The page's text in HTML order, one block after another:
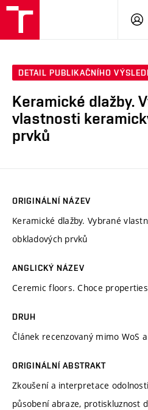
DETAIL PUBLIKAČNÍHO
Keramické dlažby.
vlastnosti
prvků
ORIGINÁLNÍ NÁZEV
Keramické dlažby. Vybrané
obkladových prvků
ANGLICKÝ NÁZEV
Ceremic floors. Choce
DRUH
Článek recenzovaný mimo WoS
ORIGINÁLNÍ ABSTRAKT
Zkoušení a interpretace
působení abraze, protiskluznost